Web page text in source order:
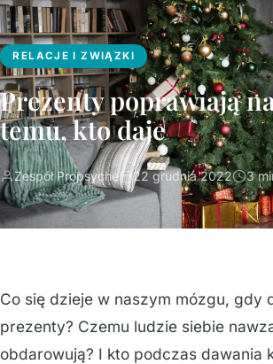
RELACJE I ZWIĄZKI
Prezenty poprawiają
temu, kto daje
Zespół Propsyche 22 grudnia 2022 3
Co się dzieje w naszym mózgu, gdy
prezenty? Czemu ludzie siebie
obdarowują? I kto podczas dawania